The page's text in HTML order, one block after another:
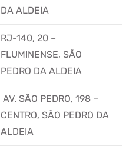
DA ALDEIA
RJ-140, 20 –
FLUMINENSE, SÃO
PEDRO DA ALDEIA
AV. SÃO PEDRO, 198 –
CENTRO, SÃO PEDRO DA
ALDEIA